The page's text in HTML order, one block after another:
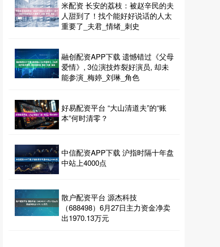
米配资 长安的荔枝：被赵辛民的夫
人甜到了！找个能好好说话的人太
重要了_夫君_情绪_刺史
融创配资APP下载 遗憾错过《父母
爱情》, 3位演技炸裂好演员, 却未
能参演_梅婷_刘琳_角色
好易配资平台 “大山清道夫”的“账
本”何时清零？
中信配资APP下载 沪指时隔十年盘
中站上4000点
散户配资平台 源杰科技
（688498）6月27日主力资金净卖
出1970.13万元